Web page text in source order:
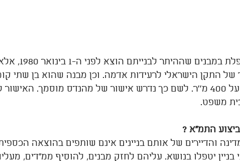
התוכנית מטפלת
של התקן הישראלי לרעידות אדמה. וכן מבנה שהוא בן שתי
הכולל עולה על 400 מ''ר. לשם כך נדרש אישור של מהנדס מוסמך.
משפט.
התמ"א ?
והדיירים של אותם בניינים אינם שותפים בהוצאה
בניין יטפלו בנושא. עליהם לחזק מבנים, להוסיף ממ"דים,